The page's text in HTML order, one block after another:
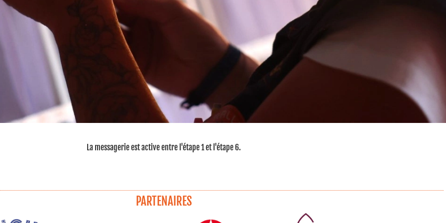
La messagerie est active entre l'étape 1 et l'étape 6.
PARTENAIRES